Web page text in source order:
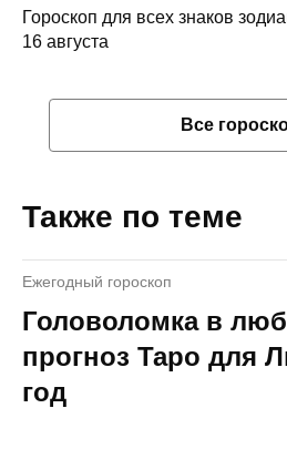
Гороскоп для всех знаков
16 августа
Все
Также по теме
Ежегодный гороскоп
Головоломка в
прогноз Таро для
год